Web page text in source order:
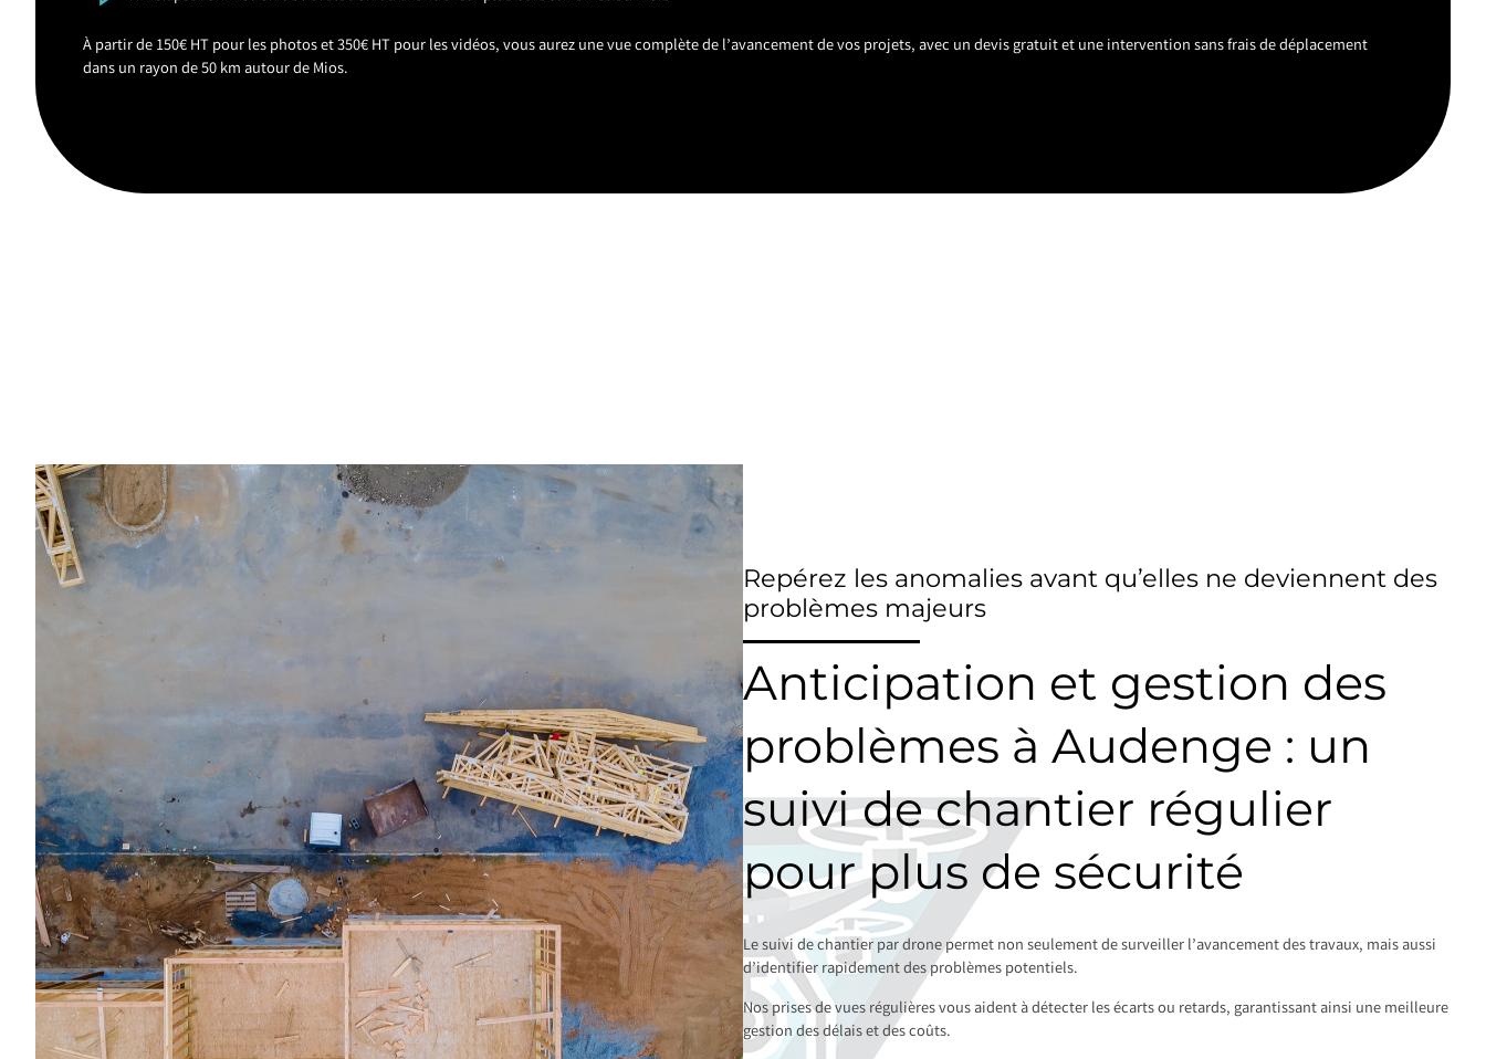
À partir de 150€ HT pour les photos et 350€ HT pour les vidéos, vous aurez une vue complète de l’avancement de vos projets, avec un devis gratuit et une intervention sans frais de déplacement
dans un rayon de 50 km autour de Mios.
Repérez les anomalies avant qu’elles ne deviennent des
problèmes majeurs
Anticipation et gestion des
problèmes à Audenge : un
suivi de chantier régulier
pour plus de sécurité
Le suivi de chantier par drone permet non seulement de surveiller l’avancement des travaux, mais aussi
d’identifier rapidement des problèmes potentiels.
Nos prises de vues régulières vous aident à détecter les écarts ou retards, garantissant ainsi une meilleure
gestion des délais et des coûts.